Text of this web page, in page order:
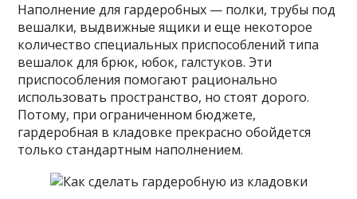
Наполнение для гардеробных — полки, трубы под
вешалки, выдвижные ящики и еще некоторое
количество специальных приспособлений типа
вешалок для брюк, юбок, галстуков. Эти
приспособления помогают рационально
использовать пространство, но стоят дорого.
Потому, при ограниченном бюджете,
гардеробная в кладовке прекрасно обойдется
только стандартным наполнением.